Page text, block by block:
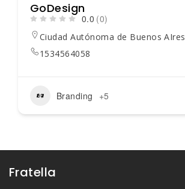
GoDesign
0.0 (0)
Ciudad Autónoma de Buenos AIres
1534564058
Branding +5
Fratella